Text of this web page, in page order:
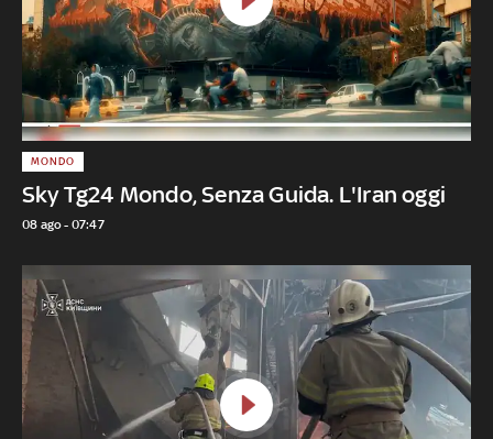
Sky Tg24 Mondo, Senza Guida. L'Iran oggi
MONDO
08 ago - 07:47